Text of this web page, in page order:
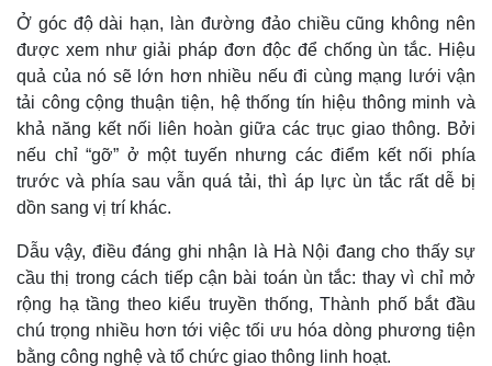
Ở góc độ dài hạn, làn đường đảo chiều cũng không nên
được xem như giải pháp đơn độc để chống ùn tắc. Hiệu
quả của nó sẽ lớn hơn nhiều nếu đi cùng mạng lưới vận
tải công cộng thuận tiện, hệ thống tín hiệu thông minh và
khả năng kết nối liên hoàn giữa các trục giao thông. Bởi
nếu chỉ “gỡ” ở một tuyến nhưng các điểm kết nối phía
trước và phía sau vẫn quá tải, thì áp lực ùn tắc rất dễ bị
dồn sang vị trí khác.
Dẫu vậy, điều đáng ghi nhận là Hà Nội đang cho thấy sự
cầu thị trong cách tiếp cận bài toán ùn tắc: thay vì chỉ mở
rộng hạ tầng theo kiểu truyền thống, Thành phố bắt đầu
chú trọng nhiều hơn tới việc tối ưu hóa dòng phương tiện
bằng công nghệ và tổ chức giao thông linh hoạt.